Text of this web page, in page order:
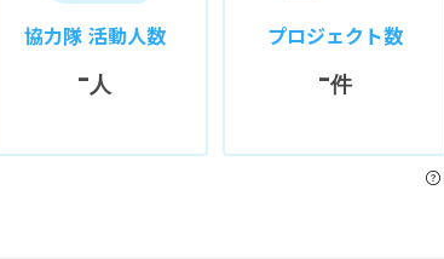
協力隊 活動人数
-人
プロジェクト数
-件